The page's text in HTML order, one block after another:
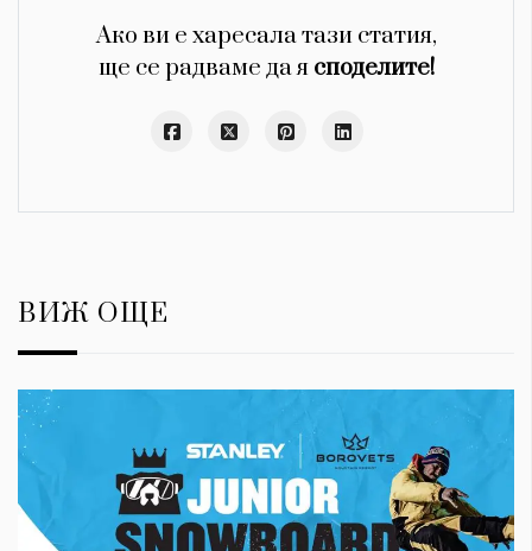
Ако ви е харесала тази статия,
ще се радваме да я споделите!
ВИЖ ОЩЕ